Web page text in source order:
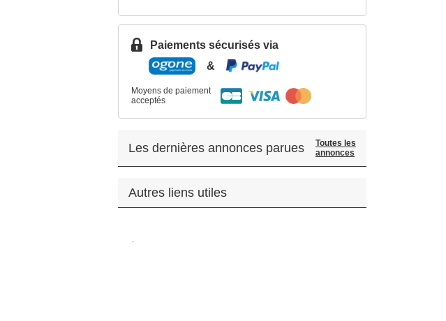
Paiements sécurisés via
&
Moyens de paiement
acceptés
Les dernières annonces parues
Toutes les
annonces
Autres liens utiles
.